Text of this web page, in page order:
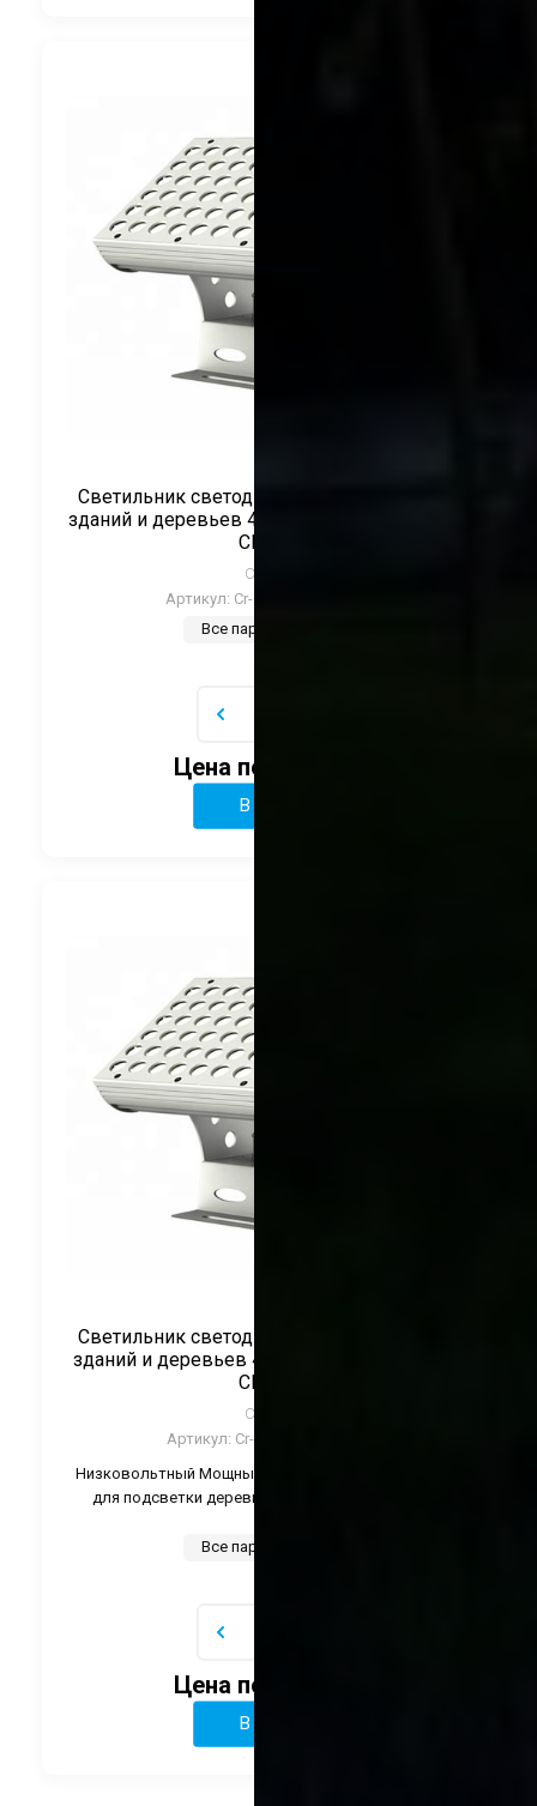
Светильник светодиодный для подсветки
зданий и деревьев 48Вт 220V Монохром ТМ
CRANE
CRANE
Артикул: Cr-CTH-BYZ48-Color
Все параметры
Цена по запросу
В корзину
Светильник светодиодный для подсветки
зданий и деревьев 48Вт 24V Монохром ТМ
CRANE
CRANE
Артикул: Cr-CTL-BYZ48-Color
Низковольтный Мощный регулируемый светильник
для подсветки деревьев, зданий и памятников.
Все параметры
Цена по запросу
В корзину